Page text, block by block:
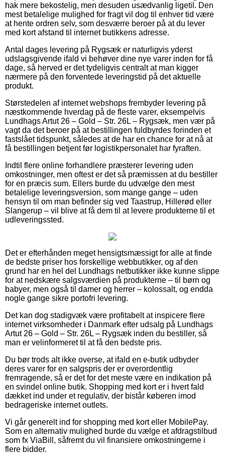
hak mere bekostelig, men desuden usædvanlig ligetil. Den
mest betalelige mulighed for fragt vil dog til enhver tid være
at hente ordren selv, som desværre beroer på at du lever
med kort afstand til internet butikkens adresse.
Antal dages levering på Rygsæk er naturligvis yderst
udslagsgivende ifald vi behøver dine nye varer inden for få
dage, så herved er det tydeligvis centralt at man kigger
nærmere på den forventede leveringstid på det aktuelle
produkt.
Størstedelen af internet webshops frembyder levering på
næstkommende hverdag på de fleste varer, eksempelvis
Lundhags Artut 26 – Gold – Str. 26L – Rygsæk, men vær på
vagt da det beroer på at bestillingen fuldbyrdes forinden et
fastslået tidspunkt, således at de har en chance for at nå at
få bestillingen betjent før logistikpersonalet har fyraften.
Indtil flere online forhandlere præsterer levering uden
omkostninger, men oftest er det så præmissen at du bestiller
for en præcis sum. Ellers burde du udvælge den mest
betalelige leveringsversion, som mange gange – uden
hensyn til om man befinder sig ved Taastrup, Hillerød eller
Slangerup – vil blive at få dem til at levere produkterne til et
udleveringssted.
Det er efterhånden meget hensigtsmæssigt for alle at finde
de bedste priser hos forskellige webbutikker, og af den
grund har en hel del Lundhags netbutikker ikke kunne slippe
for at nedskære salgsværdien på produkterne – til børn og
babyer, men også til damer og herrer – kolossalt, og endda
nogle gange sikre portofri levering.
Det kan dog stadigvæk være profitabelt at inspicere flere
internet virksomheder i Danmark efter udsalg på Lundhags
Artut 26 – Gold – Str. 26L – Rygsæk inden du bestiller, så
man er velinformeret til at få den bedste pris.
Du bør trods alt ikke overse, at ifald en e-butik udbyder
deres varer for en salgspris der er overordentlig
fremragende, så er det for det meste være en indikation på
en svindel online butik. Shopping med kort er i hvert fald
dækket ind under et regulativ, der bistår køberen imod
bedrageriske internet outlets.
Vi går generelt ind for shopping med kort eller MobilePay.
Som en alternativ mulighed burde du vælge et afdragstilbud
som fx ViaBill, såfremt du vil finansiere omkostningerne i
flere bidder.